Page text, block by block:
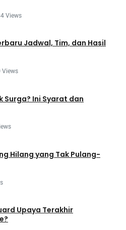
Views
Jadwal, Tim, dan Hasil
Views
Surga? Ini Syarat dan
Hilang yang Tak Pulang-
Upaya Terakhir